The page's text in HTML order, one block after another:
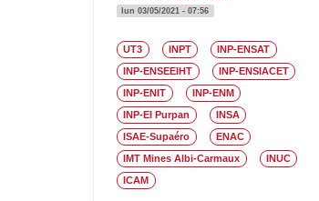
lun 03/05/2021 - 07:56
UT3 INPT
INP-ENSAT
INP-ENSEEIHT
INP-ENSIACET
INP-ENIT
INP-ENM
INP-EI Purpan
INSA
ISAE-Supaéro
ENAC
IMT Mines Albi-Carmaux
INUC
ICAM